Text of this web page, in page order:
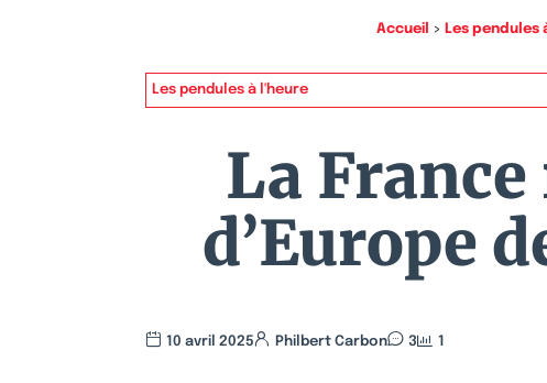
Accueil > Les pendules
Les pendules à l'heure
La
d’Europe
10 avril 2025 Philbert Carbon 3 1